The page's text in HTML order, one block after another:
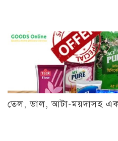
তেল, ডাল, আটা-ময়দাসহ